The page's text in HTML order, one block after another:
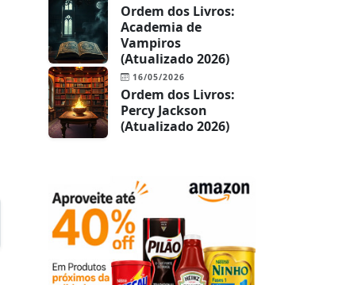
Ordem dos Livros:
Academia de
Vampiros
(Atualizado 2026)
16/05/2026
Ordem dos Livros:
Percy Jackson
(Atualizado 2026)